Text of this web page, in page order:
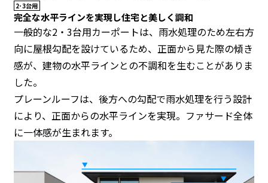
カラー
施工イメージ
for Pro 省施工＋敷地対応力
2･3台用
完全な水平ラインを実現し住宅と美しく調和
一般的な2・3台用カーポートは、雨水処理のため左右方
向に屋根勾配を設けているため、正面から見た際の傾き
感が、建物の水平ラインとの不調和を生むことがありま
した。
プレーンルーフは、後方への勾配で雨水処理を行う設計
により、正面からの水平ラインを実現。ファサード全体
に一体感が生まれます。